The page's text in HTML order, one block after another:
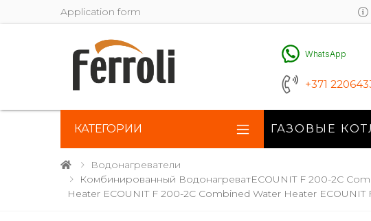
Application form
WhatsApp
+371
КАТЕГОРИИ ГАЗОВЫЕ
Водонагреватели
Комбинированный ВодонагреватECOUNIT F 200-2C
Heater ECOUNIT F 200-2C Combined Water Heater